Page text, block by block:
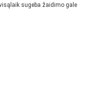
sugeba žaidimo gale